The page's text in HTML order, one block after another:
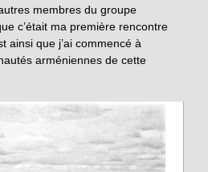
membres du groupe
c’était ma première rencontre
ainsi que j’ai commencé à
arméniennes de cette